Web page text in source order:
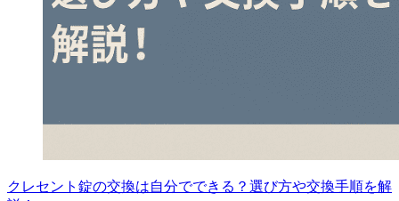
クレセント錠の交換は自分でできる？選び方や交換手順を解